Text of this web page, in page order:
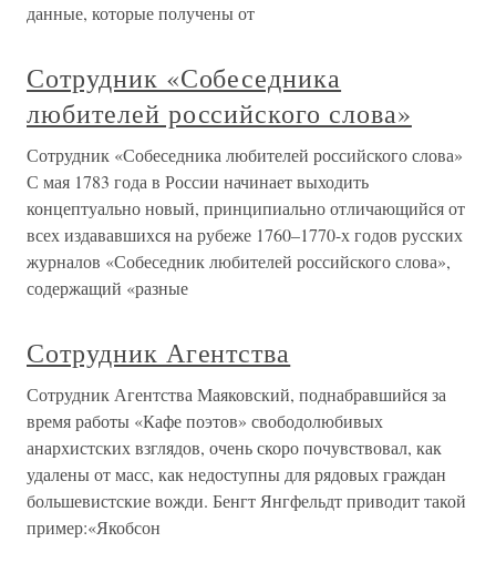
данные, которые получены от
Сотрудник «Собеседника
любителей российского слова»
Сотрудник «Собеседника любителей российского слова»
С мая 1783 года в России начинает выходить
концептуально новый, принципиально отличающийся от
всех издававшихся на рубеже 1760–1770-х годов русских
журналов «Собеседник любителей российского слова»,
содержащий «разные
Сотрудник Агентства
Сотрудник Агентства Маяковский, поднабравшийся за
время работы «Кафе поэтов» свободолюбивых
анархистских взглядов, очень скоро почувствовал, как
удалены от масс, как недоступны для рядовых граждан
большевистские вожди. Бенгт Янгфельдт приводит такой
пример:«Якобсон